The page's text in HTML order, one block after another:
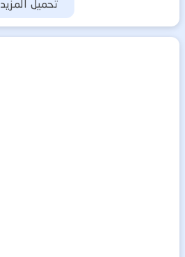
تحميل المزيد